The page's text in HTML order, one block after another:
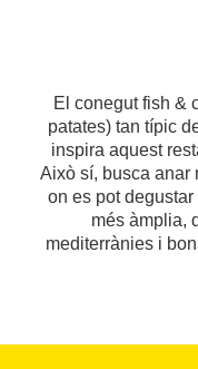
El conegut fish &
patates) tan típic
inspira aquest
Això sí, busca anar
on es pot
més àmplia,
mediterrànies i